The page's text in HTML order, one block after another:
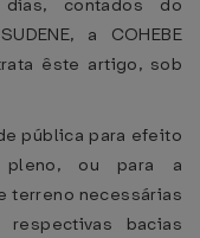
contados do
a COHEBE
êste artigo, sob
pública para efeito
pleno, ou para a
terreno necessárias
bacias